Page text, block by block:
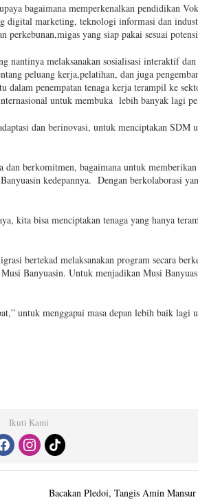
bagaimana memperkenalkan pendidikan
digital marketing, teknologi informasi dan
perkebunan,migas yang siap pakai sesuai
nantinya melaksanakan sosialisasi interaktif
peluang kerja,pelatihan, dan juga
dalam penempatan tenaga kerja terampil ke
untuk membuka lebih banyak lagi
dan berinovasi, untuk menciptakan SDM
dan berkomitmen, bagaimana untuk
kedepannya. Dengan berkolaborasi
kita bisa menciptakan tenaga yang hanya
bertekad melaksanakan program secara
Banyuasin. Untuk menjadikan Musi
untuk menggapai masa depan lebih baik lagi
Ikuti Kami
Bacakan Pledoi, Tangis Amin